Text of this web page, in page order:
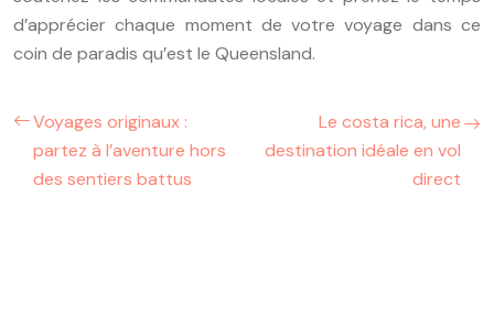
d’apprécier chaque moment de votre voyage dans ce
coin de paradis qu’est le Queensland.
Voyages originaux :
partez à l’aventure hors
des sentiers battus
Le costa rica, une
destination idéale en vol
direct